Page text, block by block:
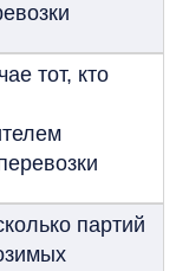
тот, кто
партий